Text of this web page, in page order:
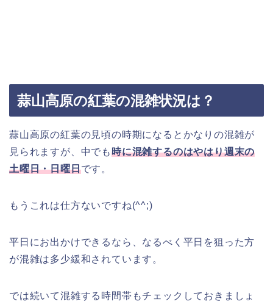
蒜山高原の紅葉の混雑状況は？
蒜山高原の紅葉の見頃の時期になるとかなりの混雑が
見られますが、中でも時に混雑するのはやはり週末の
土曜日・日曜日です。
もうこれは仕方ないですね(^^;)
平日にお出かけできるなら、なるべく平日を狙った方
が混雑は多少緩和されています。
では続いて混雑する時間帯もチェックしておきましょ